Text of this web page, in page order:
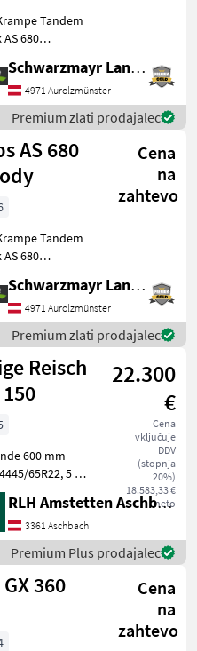
680
km/h za
masa 22
vlečna naprava
Schwarzmayr Landtechnik GmbH - Aurolzmünster
4971 Aurolzmünster
Premium zlati prodajalec
AS 680
Cena
na
zahtevo
680
km/h za
masa 22
vlečna naprava
Schwarzmayr Landtechnik GmbH - Aurolzmünster
4971 Aurolzmünster
Premium zlati prodajalec
Reisch
150
22.300
€
Cena
vključuje
DDV
(stopnja
20%)
18.583,33 €
neto
600 mm
65R22, 5 DL-
zaklepanje,
zadnja plošča,
Priklopniki Pr
RLH Amstetten Aschbach
3361 Aschbach
Premium Plus prodajalec
360
Cena
na
zahtevo